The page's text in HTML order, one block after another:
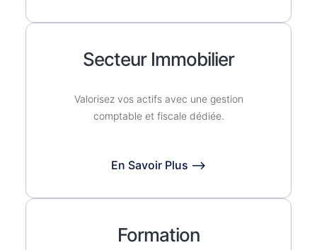
Secteur Immobilier
Valorisez vos actifs avec une gestion
comptable et fiscale dédiée.
En Savoir Plus ⟶
Formation